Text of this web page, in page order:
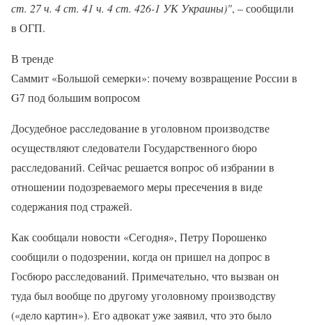
ст. 27 ч. 4 ст. 41 ч. 4 ст. 426-1 УК Украины)", – сообщили
в ОГП.
В тренде
Саммит «Большой семерки»: почему возвращение России в
G7 под большим вопросом
Досудебное расследование в уголовном производстве
осуществляют следователи Государственного бюро
расследований. Сейчас решается вопрос об избрании в
отношении подозреваемого меры пресечения в виде
содержания под стражей.
Как сообщали новости «Сегодня», Петру Порошенко
сообщили о подозрении, когда он пришел на допрос в
Госбюро расследований. Примечательно, что вызван он
туда был вообще по другому уголовному производству
(«дело картин»). Его адвокат уже заявил, что это было